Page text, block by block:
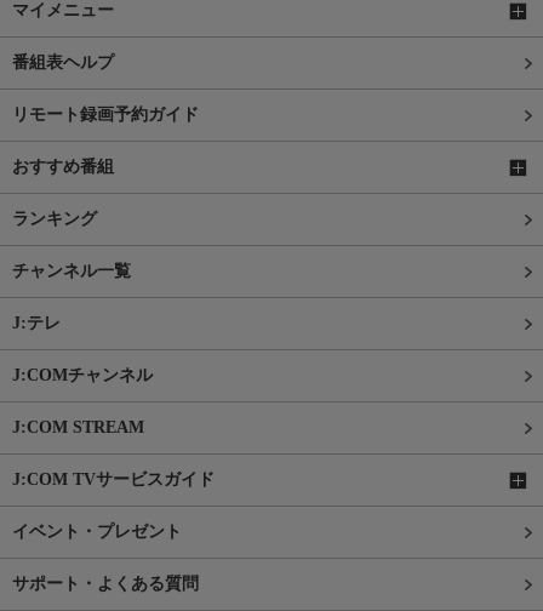
マイメニュー
番組表ヘルプ
リモート録画予約ガイド
おすすめ番組
ランキング
チャンネル一覧
J:テレ
J:COMチャンネル
J:COM STREAM
J:COM TVサービスガイド
イベント・プレゼント
サポート・よくある質問